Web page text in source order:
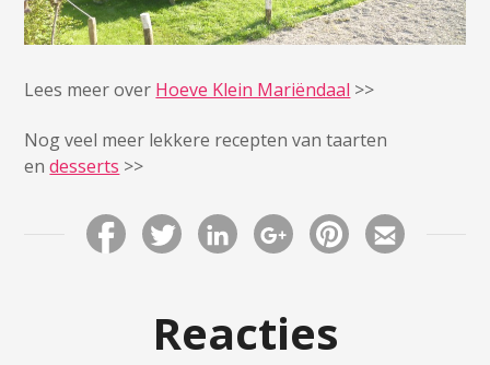
Lees meer over Hoeve Klein Mariëndaal >>
Nog veel meer lekkere recepten van taarten
endesserts >>
Reacties